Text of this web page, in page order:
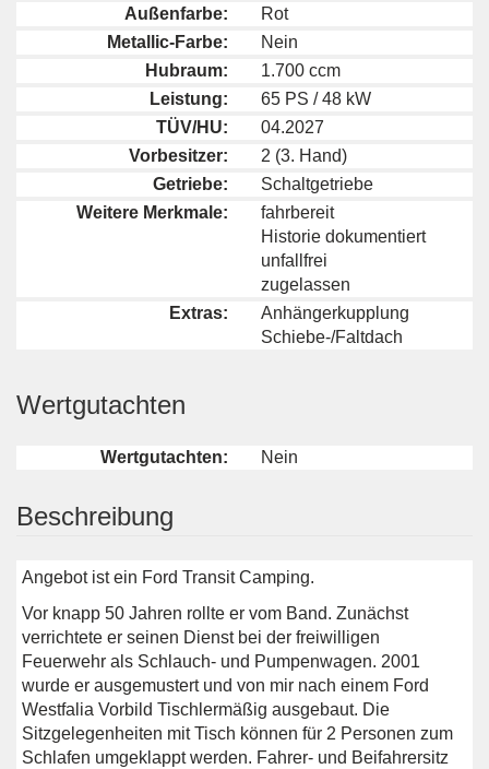
Außenfarbe:
Rot
Metallic-Farbe:
Nein
Hubraum:
1.700 ccm
Leistung:
65 PS / 48 kW
TÜV/HU:
04.2027
Vorbesitzer:
2 (3. Hand)
Getriebe:
Schaltgetriebe
Weitere Merkmale:
fahrbereit
Historie dokumentiert
unfallfrei
zugelassen
Extras:
Anhängerkupplung
Schiebe-/Faltdach
Wertgutachten
Wertgutachten: Nein
Beschreibung
Angebot ist ein Ford Transit Camping.
Vor knapp 50 Jahren rollte er vom Band. Zunächst
verrichtete er seinen Dienst bei der freiwilligen
Feuerwehr als Schlauch- und Pumpenwagen. 2001
wurde er ausgemustert und von mir nach einem Ford
Westfalia Vorbild Tischlermäßig ausgebaut. Die
Sitzgelegenheiten mit Tisch können für 2 Personen zum
Schlafen umgeklappt werden. Fahrer- und Beifahrersitz